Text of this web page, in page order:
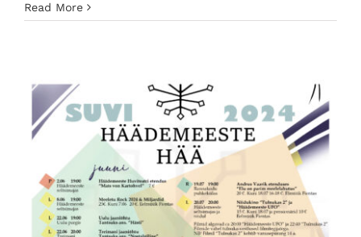
Read More